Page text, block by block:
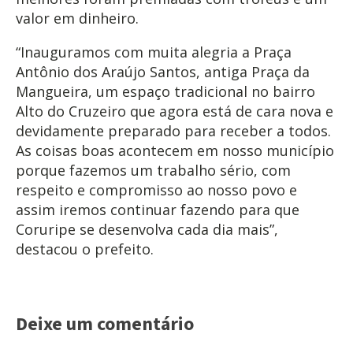
valor em dinheiro.
“Inauguramos com muita alegria a Praça
Antônio dos Araújo Santos, antiga Praça da
Mangueira, um espaço tradicional no bairro
Alto do Cruzeiro que agora está de cara nova e
devidamente preparado para receber a todos.
As coisas boas acontecem em nosso município
porque fazemos um trabalho sério, com
respeito e compromisso ao nosso povo e
assim iremos continuar fazendo para que
Coruripe se desenvolva cada dia mais”,
destacou o prefeito.
Deixe um comentário